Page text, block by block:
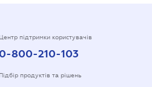
Центр підтримки користувачів
0-800-210-103
Підбір продуктів та рішень